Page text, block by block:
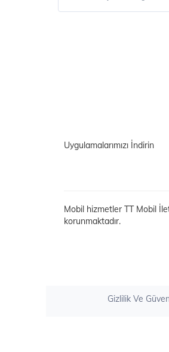
Uygulamalarımızı İndirin
Mobil hizmetler TT Mobil
korunmaktadır.
Gizlilik Ve